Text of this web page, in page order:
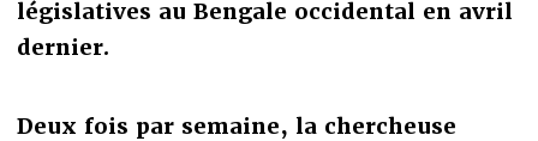
législatives au Bengale occidental en avril
dernier.
Deux fois par semaine, la chercheuse